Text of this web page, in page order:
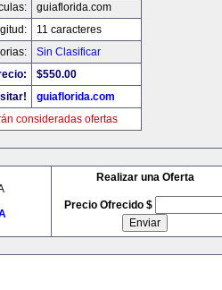
guiaflorida.com
11 caracteres
Sin Clasificar
$550.00
guiaflorida.com
consideradas ofertas
Realizar una Oferta
Precio Ofrecido $